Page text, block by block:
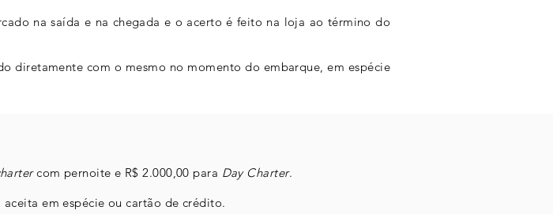
na saída e na chegada e o acerto é feito na loja ao término do
diretamente com o mesmo no momento do embarque, em espécie
com pernoite e R$ 2.000,00 para Day Charter.
em espécie ou cartão de crédito.